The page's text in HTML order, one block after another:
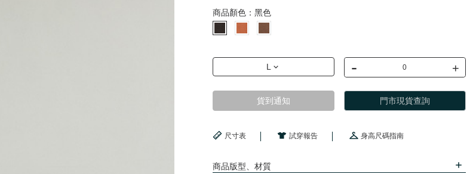
商品顏色： 黑色
L - +
貨到通知 門市現貨查詢
尺寸表 試穿報告 身高尺碼指南
商品版型、材質